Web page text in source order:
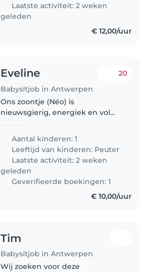
Laatste activiteit: 2 weken
geleden
€ 12,00/uur
Eveline
Babysitjob in Antwerpen
20
Ons zoontje (Néo) is
nieuwsgierig, energiek en vol
huisdieren omgaat. Laat gerust
iets weten als je interesse hebt!
Aantal kinderen: 1
Leeftijd van kinderen: Peuter
Laatste activiteit: 2 weken
geleden
Geverifieerde boekingen: 1
€ 10,00/uur
Tim
Babysitjob in Antwerpen
Wij zoeken voor deze